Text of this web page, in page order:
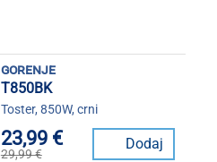
gorenje
T850BK
Toster, 850W, crni
23,99 €
29,99 €
Dodaj